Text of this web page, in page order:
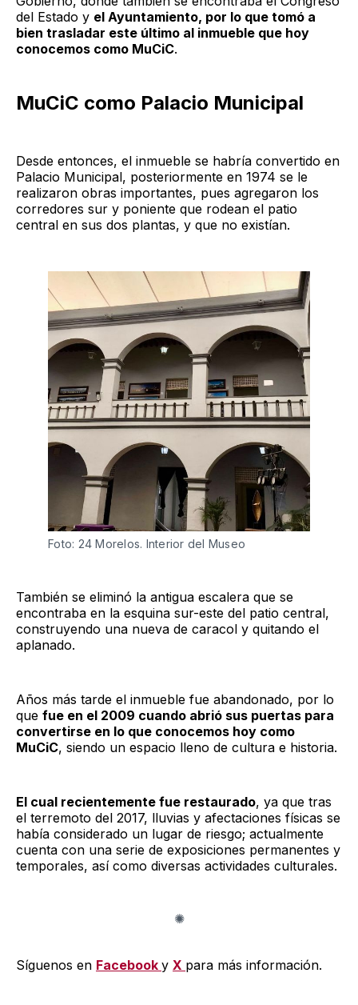
del Estado y el Ayuntamiento, por lo que tomó a
bien trasladar este último al inmueble que hoy
conocemos como MuCiC.
MuCiC como Palacio Municipal
Desde entonces, el inmueble se habría convertido en
Palacio Municipal, posteriormente en 1974 se le
realizaron obras importantes, pues agregaron los
corredores sur y poniente que rodean el patio
central en sus dos plantas, y que no existían.
Foto: 24 Morelos. Interior del Museo
También se eliminó la antigua escalera que se
encontraba en la esquina sur-este del patio central,
construyendo una nueva de caracol y quitando el
aplanado.
Años más tarde el inmueble fue abandonado, por lo
que fue en el 2009 cuando abrió sus puertas para
convertirse en lo que conocemos hoy como
MuCiC, siendo un espacio lleno de cultura e historia.
El cual recientemente fue restaurado, ya que tras
el terremoto del 2017, lluvias y afectaciones físicas se
había considerado un lugar de riesgo; actualmente
cuenta con una serie de exposiciones permanentes y
temporales, así como diversas actividades culturales.
Síguenos en Facebook y X para más información.